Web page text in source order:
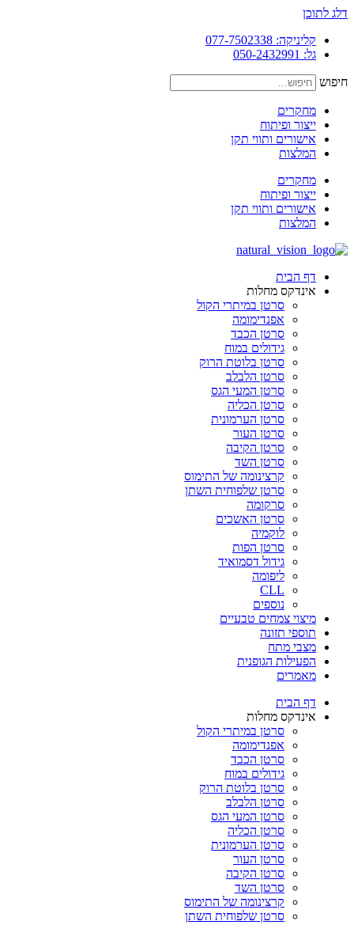
דלג לתוכן
קליניקה: 077-7502338
גל: 050-2432991
חיפוש
מחקרים
ייצור ופיתוח
אישורים ותווי תקן
המלצות
מחקרים
ייצור ופיתוח
אישורים ותווי תקן
המלצות
דף הבית
אינדקס מחלות
סרטן במיתרי הקול
אפנדימומה
סרטן הכבד
גידולים במוח
סרטן בלוטת הרוק
סרטן הלבלב
סרטן המעי הגס
סרטן הכליה
סרטן הערמונית
סרטן העור
סרטן הקיבה
סרטן השד
קרצינומה של התימוס
סרטן שלפוחית השתן
סרקומה
סרטן האשכים
לוקמיה
סרטן הפות
גידול דסמואיד
ליפומה
CLL
נוספים
מיצוי צמחים טבעיים
תוספי תזונה
מצבי מתח
הפעילות הגופנית
מאמרים
דף הבית
אינדקס מחלות
סרטן במיתרי הקול
אפנדימומה
סרטן הכבד
גידולים במוח
סרטן בלוטת הרוק
סרטן הלבלב
סרטן המעי הגס
סרטן הכליה
סרטן הערמונית
סרטן העור
סרטן הקיבה
סרטן השד
קרצינומה של התימוס
סרטן שלפוחית השתן